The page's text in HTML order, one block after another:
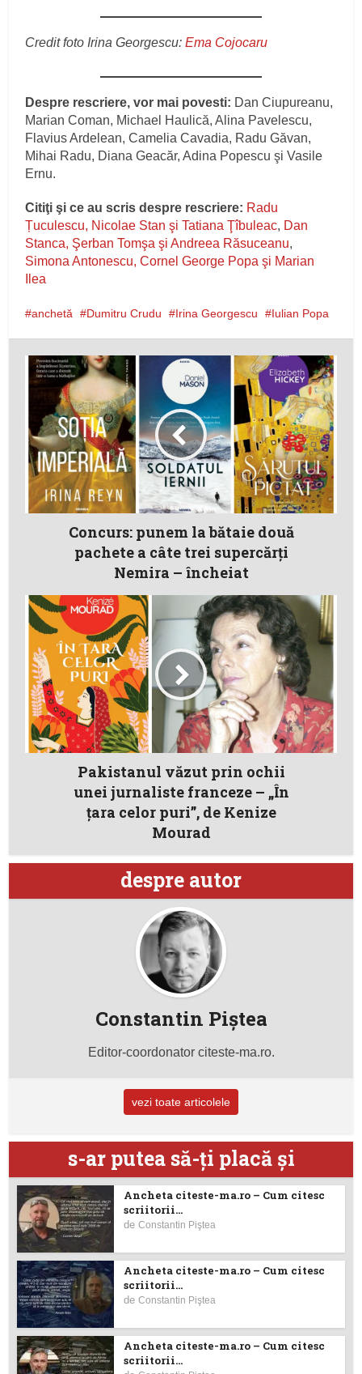
Credit foto Irina Georgescu:Ema Cojocaru
Despre rescriere, vor mai povesti: Dan Ciupureanu,
Marian Coman, Michael Haulică, Alina Pavelescu,
Flavius Ardelean, Camelia Cavadia, Radu Găvan,
Mihai Radu, Diana Geacăr, Adina Popescu şi Vasile
Ernu.
Citiţi şi ce au scris despre rescriere: Radu
Țuculescu, Nicolae Stan şi Tatiana Ţîbuleac, Dan
Stanca, Şerban Tomşa şi Andreea Răsuceanu,
Simona Antonescu, Cornel George Popa şi Marian
Ilea
anchetă Dumitru Crudu Irina Georgescu Iulian Popa
Concurs: punem la bătaie două
pachete a câte trei supercărţi
Nemira – încheiat
Pakistanul văzut prin ochii
unei jurnaliste franceze – „În
țara celor puri”, de Kenize
Mourad
despre autor
Constantin Piştea
Editor-coordonator citeste-ma.ro.
vezi toate articolele
s-ar putea să-ţi placă şi
Ancheta citeste-ma.ro – Cum citesc
scriitorii...
deConstantin Piştea
Ancheta citeste-ma.ro – Cum citesc
scriitorii...
deConstantin Piştea
Ancheta citeste-ma.ro – Cum citesc
scriitorii...